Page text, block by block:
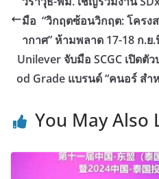
มือ “วิกฤตซ้อนวิกฤต: โครง
ากาศ” ห้ามพลาด 17-18 ก.
Unilever จับมือ SCGC เปิด
od Grade แบรนด์ “คนอร์ ส
You May Also